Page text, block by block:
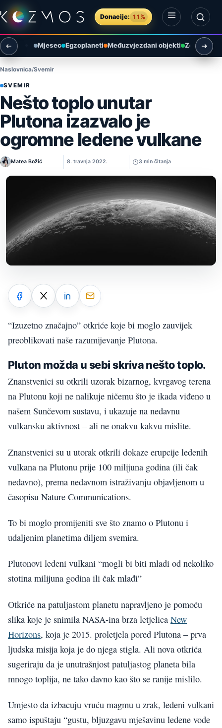
Preskoči na sadržaj
Donacije: 11%
Otvori izbornik
Otvori pretragu
Mjesec Egzoplaneti Međuzvjezdani objekti Zemlja i
Naslovnica Svemir
SVEMIR
Nešto toplo unutar
Plutona izazvalo je
ogromne ledene vulkane
Matea Božić 8. travnja 2022. 3 min čitanja
“Izuzetno značajno” otkriće koje bi moglo zauvijek
preoblikovati naše razumijevanje Plutona.
Pluton možda u sebi skriva nešto toplo.
Znanstvenici su otkrili uzorak bizarnog, kvrgavog terena
na Plutonu koji ne nalikuje ničemu što je ikada viđeno u
našem Sunčevom sustavu, i ukazuje na nedavnu
vulkansku aktivnost – ali ne onakvu kakvu mislite.
Znanstvenici su u utorak otkrili dokaze erupcije ledenih
vulkana na Plutonu prije 100 milijuna godina (ili čak
nedavno), prema nedavnom istraživanju objavljenom u
časopisu Nature Communications.
To bi moglo promijeniti sve što znamo o Plutonu i
udaljenim planetima diljem svemira.
Plutonovi ledeni vulkani “mogli bi biti mladi od nekoliko
stotina milijuna godina ili čak mlađi”
Otkriće na patuljastom planetu napravljeno je pomoću
slika koje je snimila NASA-ina brza letjelica New
Horizons, koja je 2015. proletjela pored Plutona – prva
ljudska misija koja je do njega stigla. Ali nova otkrića
sugeriraju da je unutrašnjost patuljastog planeta bila
mnogo toplija, ne tako davno kao što se ranije mislilo.
Umjesto da izbacuju vruću magmu u zrak, ledeni vulkani
samo ispuštaju “gustu, bljuzgavu mješavinu ledene vode